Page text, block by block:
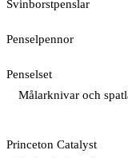
Svinborstpenslar
Penselpennor
Penselset
Målarknivar och
Princeton Catalyst